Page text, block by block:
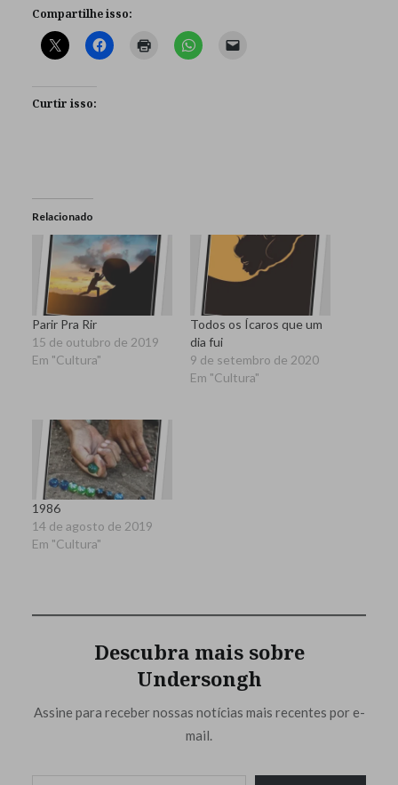
Compartilhe isso:
Curtir isso:
Relacionado
Parir Pra Rir
15 de outubro de 2019
Em "Cultura"
Todos os Ícaros que um
dia fui
9 de setembro de 2020
Em "Cultura"
1986
14 de agosto de 2019
Em "Cultura"
Descubra mais sobre
Undersongh
Assine para receber nossas notícias mais recentes por e-
mail.